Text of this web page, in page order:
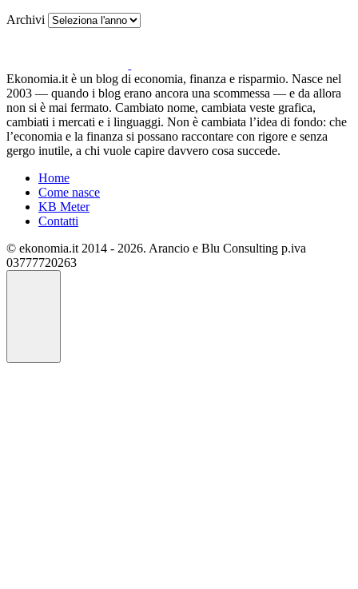
Archivi
Ekonomia.it è un blog di economia, finanza e risparmio. Nasce nel
2003 — quando i blog erano ancora una scommessa — e da allora
non si è mai fermato. Cambiato nome, cambiata veste grafica,
cambiati i mercati e i linguaggi. Non è cambiata l’idea di fondo: che
l’economia e la finanza si possano raccontare con rigore e senza
gergo inutile, a chi vuole capire davvero cosa succede.
Home
Come nasce
KB Meter
Contatti
© ekonomia.it 2014 - 2026. Arancio e Blu Consulting p.iva
03777720263